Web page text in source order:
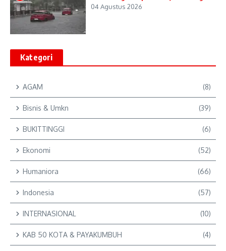
04 Agustus 2026
Kategori
AGAM (8)
Bisnis & Umkn (39)
BUKITTINGGI (6)
Ekonomi (52)
Humaniora (66)
Indonesia (57)
INTERNASIONAL (10)
KAB 50 KOTA & PAYAKUMBUH (4)